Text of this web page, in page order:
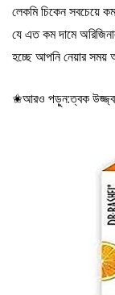
লেকমি চিকেন সবচেয়ে
যে এত কম দামে
হচ্ছে আপনি নেয়ার সময়
✬আরও পড়ুন:ত্বক